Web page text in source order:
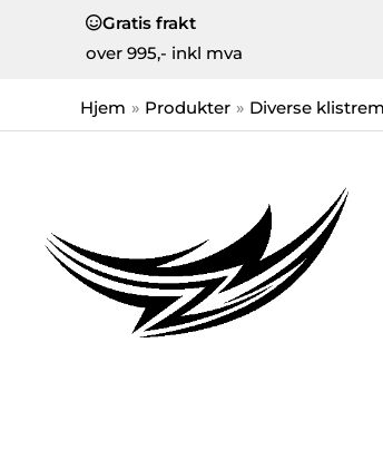
Gratis frakt
over 995,- inkl mva
Hjem Produkter Diverse